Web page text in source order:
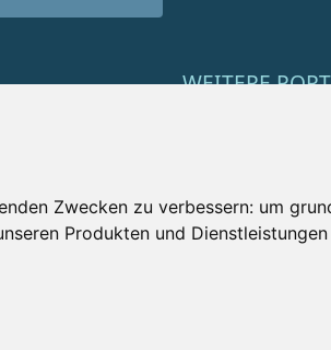
Zwecken zu verbessern: um
Produkten und
WEITERE
Alpen-Guide.de